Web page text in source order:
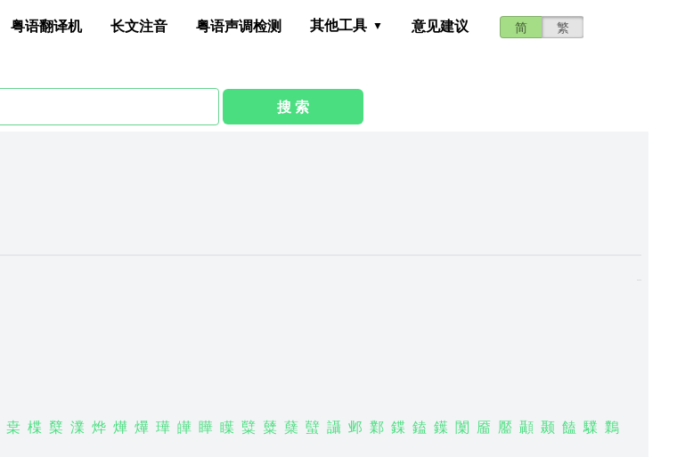
简 繁
粤语翻译机 长文注音 粤语声调检测 其他工具 意见建议
搜 索
枽 楪 櫱 澲 烨 燁 爗 璍 皣 瞱 瞸 糱 糵 蘖 蠥 讘 邺 鄴 鍱 鎑 鐷 闑 靥 靨 顳 颞 饁 驜 鸈